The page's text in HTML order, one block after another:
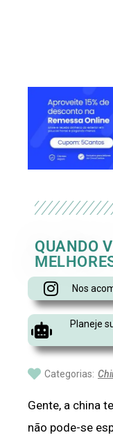
QUANDO
Nos
Planeje
Categorias:
Gente, a china
não pode-se